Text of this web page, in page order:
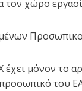
τον χώρο
μόνον το
του